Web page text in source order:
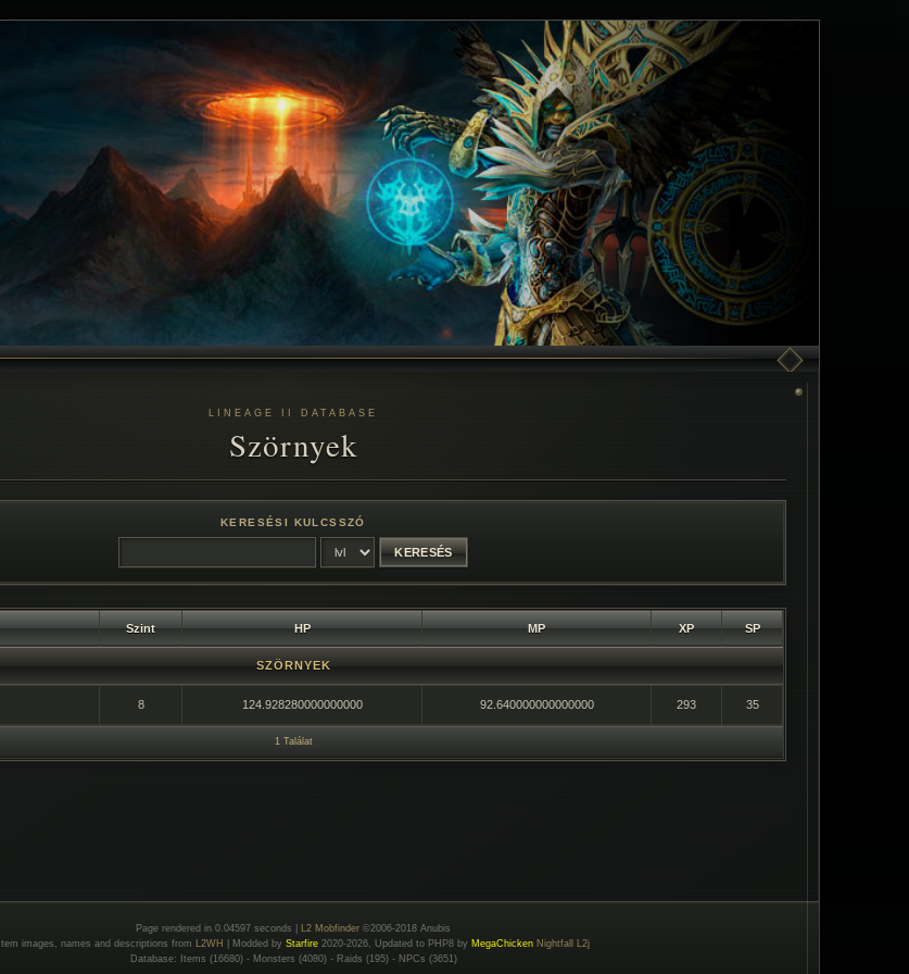
LINEAGE II DATABASE
Szörnyek
KERESÉSI KULCSSZÓ
Szint HP MP XP SP
SZÖRNYEK
8 124.928280000000000 92.640000000000000 293 35
1 Találat
Page rendered in 0.04597 seconds | L2 Mobfinder ©2006-2018 Anubis
Item images, names and descriptions from L2WH | Modded by Starfire2020-2026, Updated to PHP8 by MegaChicken Nightfall L2j
Database: Items (16680) - Monsters (4080) - Raids (195) - NPCs (3651)